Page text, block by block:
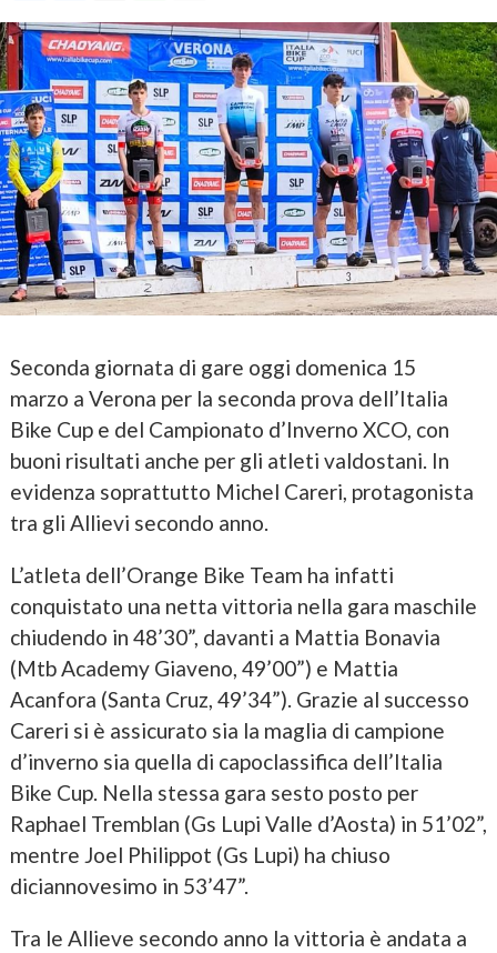
Seconda giornata di gare oggi domenica 15
marzo a Verona per la seconda prova dell’Italia
Bike Cup e del Campionato d’Inverno XCO, con
buoni risultati anche per gli atleti valdostani. In
evidenza soprattutto Michel Careri, protagonista
tra gli Allievi secondo anno.
L’atleta dell’Orange Bike Team ha infatti
conquistato una netta vittoria nella gara maschile
chiudendo in 48’30”, davanti a Mattia Bonavia
(Mtb Academy Giaveno, 49’00”) e Mattia
Acanfora (Santa Cruz, 49’34”). Grazie al successo
Careri si è assicurato sia la maglia di campione
d’inverno sia quella di capoclassifica dell’Italia
Bike Cup. Nella stessa gara sesto posto per
Raphael Tremblan (Gs Lupi Valle d’Aosta) in 51’02”,
mentre Joel Philippot (Gs Lupi) ha chiuso
diciannovesimo in 53’47”.
Tra le Allieve secondo anno la vittoria è andata a